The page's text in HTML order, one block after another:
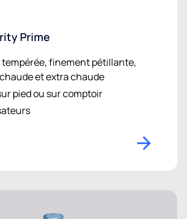
Prime
tempérée, finement pétillante,
et extra chaude
pied ou sur comptoir